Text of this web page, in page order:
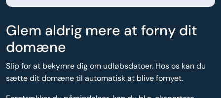
Glem aldrig mere at forny dit
domæne
Slip for at bekymre dig om udløbsdatoer. Hos os kan du
sætte dit domæne til automatisk at blive fornyet.